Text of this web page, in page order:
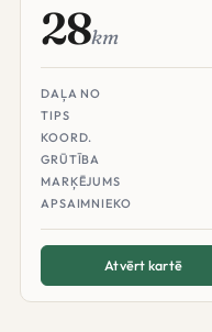
28km
DAĻA NO
TIPS
KOORD.
GRŪTĪBA
MARĶĒJUMS
APSAIMNIEKO
Atvērt kartē